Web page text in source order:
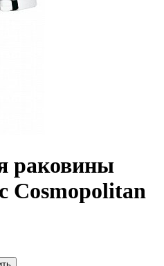
раковины
Cosmopolitan